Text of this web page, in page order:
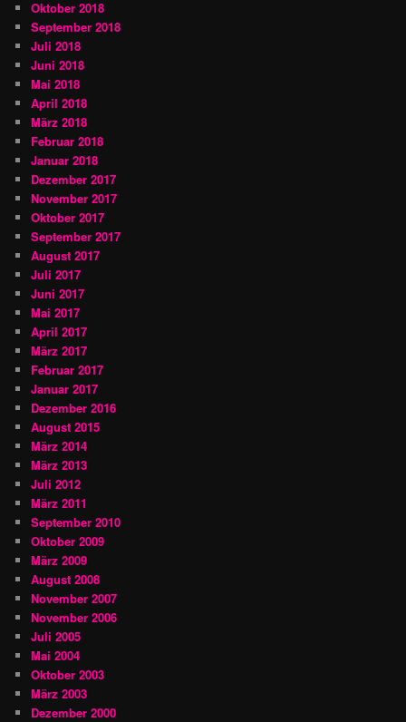
Oktober 2018
September 2018
Juli 2018
Juni 2018
Mai 2018
April 2018
März 2018
Februar 2018
Januar 2018
Dezember 2017
November 2017
Oktober 2017
September 2017
August 2017
Juli 2017
Juni 2017
Mai 2017
April 2017
März 2017
Februar 2017
Januar 2017
Dezember 2016
August 2015
März 2014
März 2013
Juli 2012
März 2011
September 2010
Oktober 2009
März 2009
August 2008
November 2007
November 2006
Juli 2005
Mai 2004
Oktober 2003
März 2003
Dezember 2000